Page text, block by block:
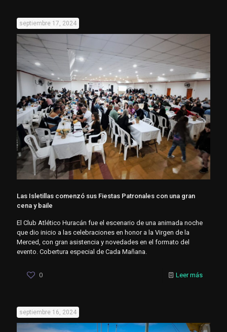
septiembre 17, 2024
Las Isletillas comenzó sus Fiestas Patronales con una gran
cena y baile
El Club Atlético Huracán fue el escenario de una animada noche
que dio inicio a las celebraciones en honor a la Virgen de la
Merced, con gran asistencia y novedades en el formato del
evento. Cobertura especial de Cada Mañana.
0 Leer más
septiembre 16, 2024